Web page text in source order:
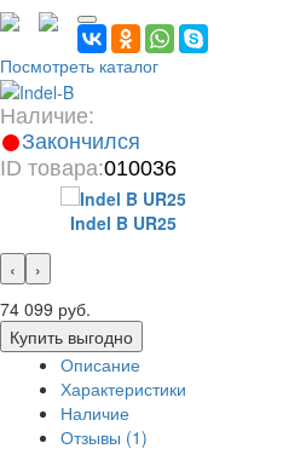
Посмотреть каталог
Наличие:
Закончился
ID товара:010036
Indel B UR25
‹
›
74 099 руб.
Купить выгодно
Описание
Характеристики
Наличие
Отзывы (1)